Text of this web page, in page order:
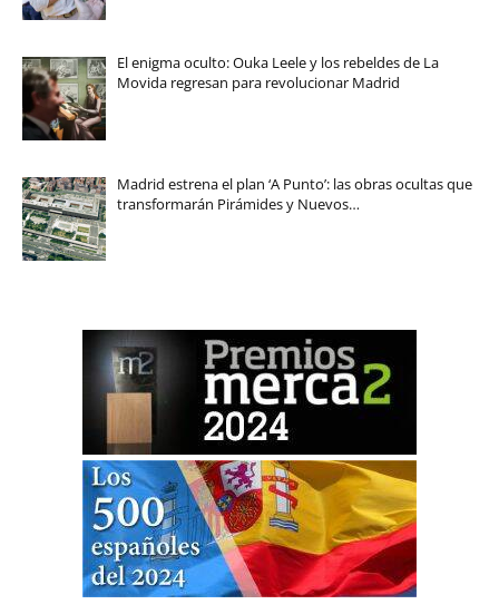
El enigma oculto: Ouka Leele y los rebeldes de La
Movida regresan para revolucionar Madrid
Madrid estrena el plan ‘A Punto’: las obras ocultas que
transformarán Pirámides y Nuevos…